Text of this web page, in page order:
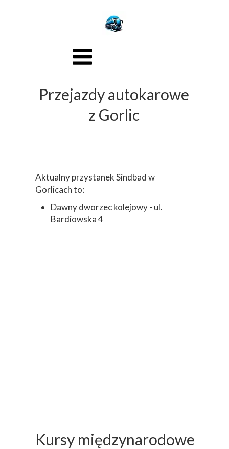
Aktualny przystanek Sindbad w
Gorlicach to:
Dawny dworzec kolejowy - ul.
Bardiowska 4
Kursy międzynarodowe
Przejazdy autokarowe
z Gorlic